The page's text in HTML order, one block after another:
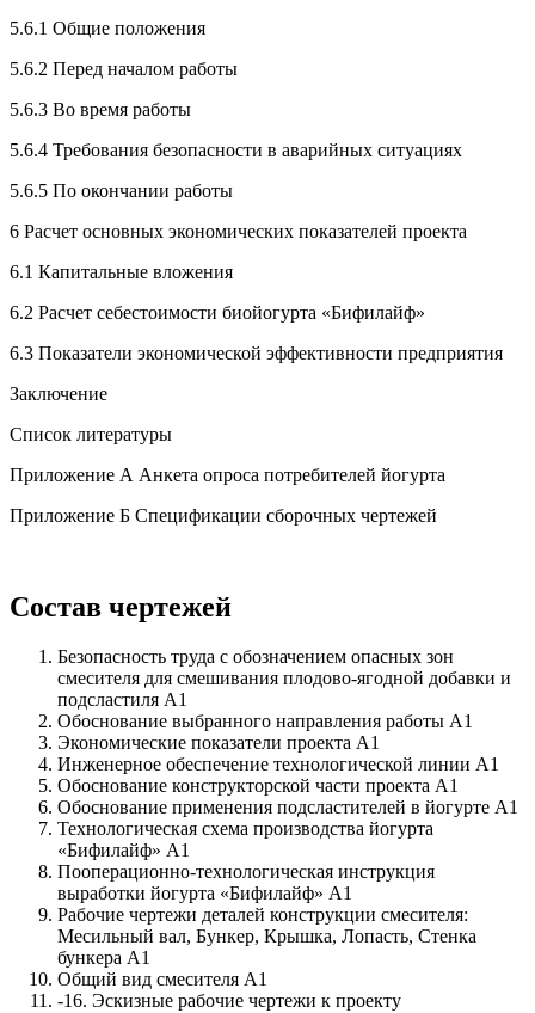
5.6.1 Общие положения
5.6.2 Перед началом работы
5.6.3 Во время работы
5.6.4 Требования безопасности в аварийных ситуациях
5.6.5 По окончании работы
6 Расчет основных экономических показателей проекта
6.1 Капитальные вложения
6.2 Расчет себестоимости биойогурта «Бифилайф»
6.3 Показатели экономической эффективности предприятия
Заключение
Список литературы
Приложение А Анкета опроса потребителей йогурта
Приложение Б Спецификации сборочных чертежей
Состав чертежей
Безопасность труда с обозначением опасных зон
смесителя для смешивания плодово-ягодной добавки и
подсластиля А1
Обоснование выбранного направления работы А1
Экономические показатели проекта А1
Инженерное обеспечение технологической линии А1
Обоснование конструкторской части проекта А1
Обоснование применения подсластителей в йогурте А1
Технологическая схема производства йогурта
«Бифилайф» А1
Пооперационно-технологическая инструкция
выработки йогурта «Бифилайф» А1
Рабочие чертежи деталей конструкции смесителя:
Месильный вал, Бункер, Крышка, Лопасть, Стенка
бункера А1
Общий вид смесителя А1
-16. Эскизные рабочие чертежи к проекту